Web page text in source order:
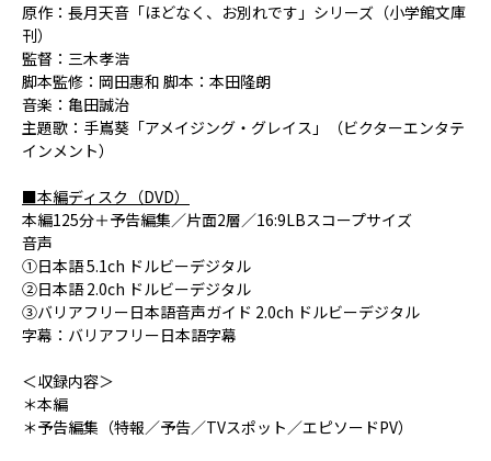
原作：長月天音「ほどなく、お別れです」シリーズ（小学館文庫
刊）
監督：三木孝浩
脚本監修：岡田惠和 脚本：本田隆朗
音楽：亀田誠治
主題歌：手嶌葵「アメイジング・グレイス」（ビクターエンタテ
インメント）
■本編ディスク（DVD）
本編125分＋予告編集／片面2層／16:9LBスコープサイズ
音声
①日本語 5.1ch ドルビーデジタル
②日本語 2.0ch ドルビーデジタル
③バリアフリー日本語音声ガイド 2.0ch ドルビーデジタル
字幕：バリアフリー日本語字幕
＜収録内容＞
＊本編
＊予告編集（特報／予告／TVスポット／エピソードPV）